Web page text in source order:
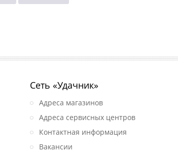
Сеть «Удачник»
Адреса магазинов
Адреса сервисных центров
Контактная информация
Вакансии